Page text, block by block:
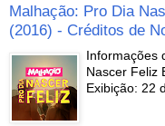
Malhação: Pro Dia
(2016) - Créditos de
Informações
Nascer Feliz
Exibição: 22